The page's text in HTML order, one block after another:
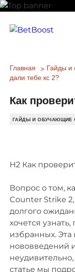
Главная Гайды и
дали тебе кс 2?
Как
ГАЙДЫ И ОБУЧАЮЩИЕ
H2 Как
Вопрос о том,
Counter Strike
долгого
хочется
избранных.
нововведений
статье мы